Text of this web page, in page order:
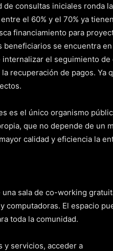
consultas iniciales ronda
el 60% y el 70% ya
financiamiento para
se encuentra
el seguimiento
recuperación de pagos. Ya
es el único organismo
que no depende de un
calidad y eficiencia la
sala de co-working
computadoras. El espacio
toda la comunidad.
y servicios, acceder a